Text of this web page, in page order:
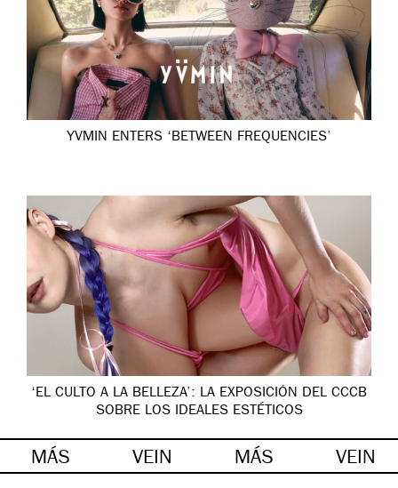
YVMIN ENTERS ‘BETWEEN FREQUENCIES’
‘EL CULTO A LA BELLEZA’: LA EXPOSICIÓN DEL CCCB
SOBRE LOS IDEALES ESTÉTICOS
MÁS VEIN MÁS VEIN